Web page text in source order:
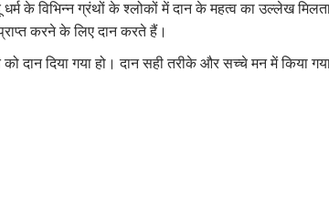
के विभिन्न ग्रंथों के श्लोकों में दान के महत्व का उल्लेख मिलता
करने के लिए दान करते हैं।
दान दिया गया हो। दान सही तरीके और सच्चे मन में किया